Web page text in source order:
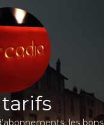
tarifs
les bons